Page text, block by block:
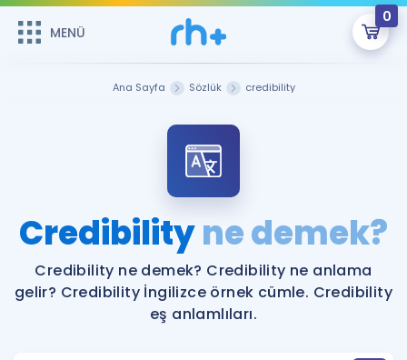
MENÜ
0
Şifremi Hatırlamıyorum
ÜYE DEĞİLİM
Sepetin Şu An Boş.
Remzi Hoca ile seni sınava hazırlayacak onlarca eğitim seni
bekliyor!
MENÜ
Faydalı Araçlar
Ana Sayfa Sözlük credibility
Credibilityne demek?
Credibility ne demek? Credibility ne anlama
gelir? Credibility İngilizce örnek cümle. Credibility
eş anlamlıları.